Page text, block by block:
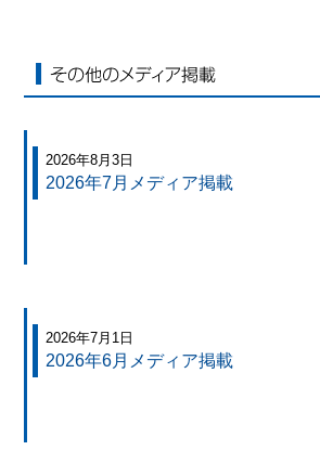
2026年8月3日
2026年7月メディア掲載
2026年7月1日
2026年6月メディア掲載